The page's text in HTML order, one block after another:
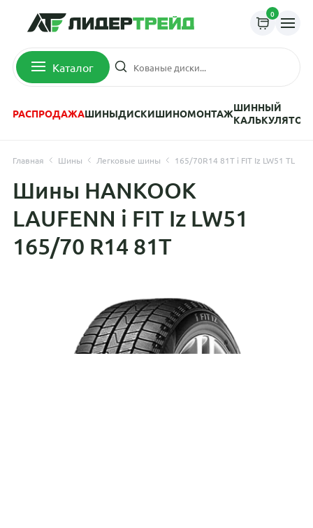
0
Каталог
РАСПРОДАЖАШИНЫДИСКИШИНОМОНТАЖШИННЫЙ
КАЛЬКУЛЯТОР
Главная Шины Легковые шины 165/70R14 81T i FIT Iz LW51 TL
Шины HANKOOK
LAUFENN i FIT Iz LW51
165/70 R14 81T